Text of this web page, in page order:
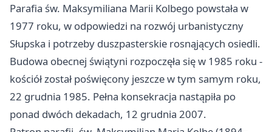
Parafia św. Maksymiliana Marii Kolbego powstała w
1977 roku, w odpowiedzi na rozwój urbanistyczny
Słupska i potrzeby duszpasterskie rosnąjących osiedli.
Budowa obecnej świątyni rozpoczęła się w 1985 roku -
kościół został poświęcony jeszcze w tym samym roku,
22 grudnia 1985. Pełna konsekracja nastąpiła po
ponad dwóch dekadach, 12 grudnia 2007.